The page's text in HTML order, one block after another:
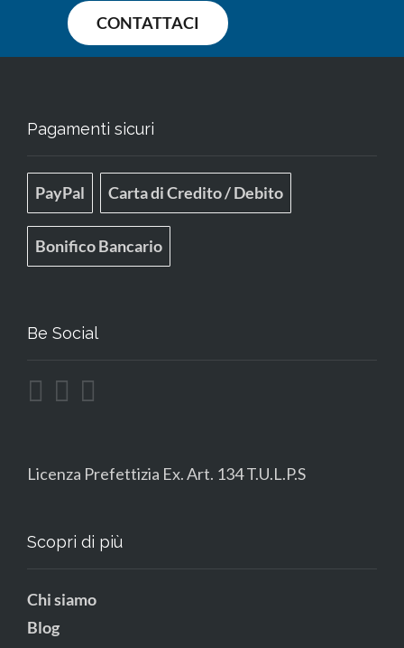
CONTATTACI
Pagamenti sicuri
PayPal Carta di Credito / Debito
Bonifico Bancario
Be Social
Licenza Prefettizia Ex. Art. 134 T.U.L.P.S
Scopri di più
Chi siamo
Blog